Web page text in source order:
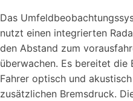
Das
nutzt einen integrierten
den Abstand zum
überwachen. Es bereitet die
Fahrer optisch und
zusätzlichen Bremsdruck.